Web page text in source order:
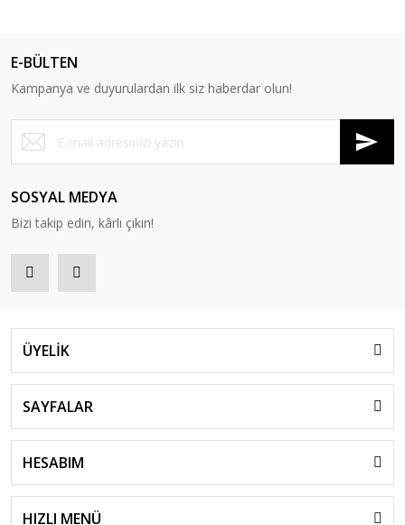
E-BÜLTEN
Kampanya ve duyurulardan ilk siz haberdar olun!
SOSYAL MEDYA
Bizi takip edin, kârlı çıkın!
ÜYELİK
SAYFALAR
HESABIM
HIZLI MENÜ